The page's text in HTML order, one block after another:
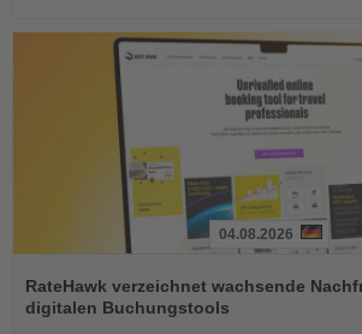
Sie
die
Nachrichten
04.08.2026
RateHawk verzeichnet wachsende
digitalen Buchungstools